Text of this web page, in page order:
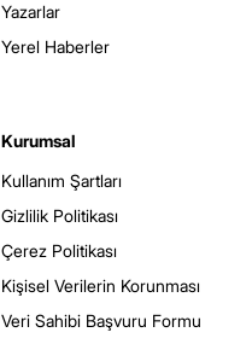
Yazarlar
Yerel Haberler
Kurumsal
Kullanım Şartları
Gizlilik Politikası
Çerez Politikası
Kişisel Verilerin Korunması
Veri Sahibi Başvuru Formu